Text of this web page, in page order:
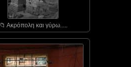
📁︎ Ακρόπολη και γύρω.....